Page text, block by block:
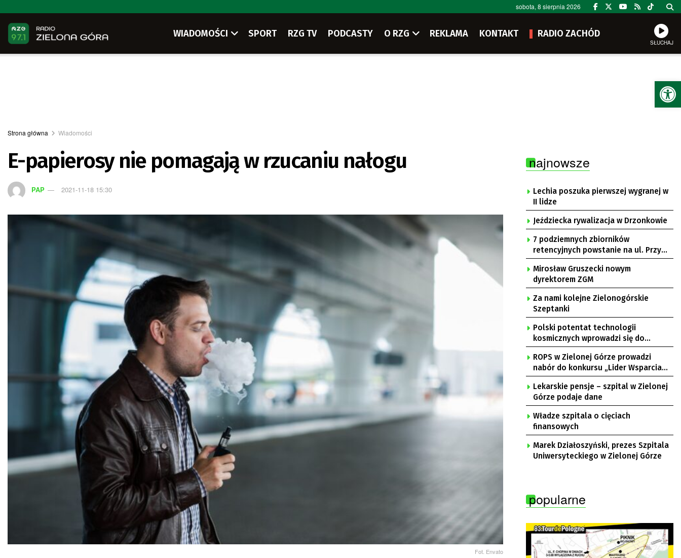
sobota, 8 sierpnia 2026
WIADOMOŚCI SPORT RZG TV PODCASTY O RZG REKLAMA KONTAKT RADIO ZACHÓD
SŁUCHAJ
Strona główna Wiadomości
E-papierosy nie pomagają w rzucaniu nałogu
PAP 2021-11-18 15:30
Fot. Envato
najnowsze
Lechia poszuka pierwszej wygranej w
II lidze
Jeździecka rywalizacja w Drzonkowie
7 podziemnych zbiorników
retencyjnych powstanie na ul. Przy
Gazowni
Mirosław Gruszecki nowym
dyrektorem ZGM
Za nami kolejne Zielonogórskie
Szeptanki
Polski potentat technologii
kosmicznych wprowadzi się do
Zielonej Góry
ROPS w Zielonej Górze prowadzi
nabór do konkursu „Lider Wsparcia
Seniora”
Lekarskie pensje – szpital w Zielonej
Górze podaje dane
Władze szpitala o cięciach
finansowych
Marek Działoszyński, prezes Szpitala
Uniwersyteckiego w Zielonej Górze
popularne